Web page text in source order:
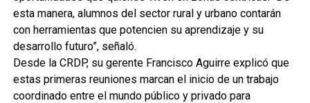
esta manera, alumnos del sector rural y urbano contarán
con herramientas que potencien su aprendizaje y su
desarrollo futuro”, señaló.
Desde la CRDP, su gerente Francisco Aguirre explicó que
estas primeras reuniones marcan el inicio de un trabajo
coordinado entre el mundo público y privado para